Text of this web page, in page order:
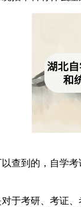
查到的，自学
于考研、考证